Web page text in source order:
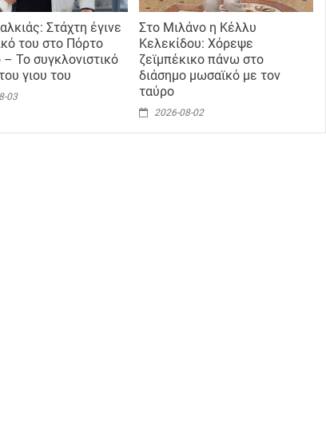
Στάχτη έγινε
του στο Πόρτο
– Το συγκλονιστικό
γιου του
03
Στο Μιλάνο η Κέλλυ
Κελεκίδου: Χόρεψε
ζεϊμπέκικο πάνω στο
διάσημο μωσαϊκό με τον
ταύρο
2026-08-02